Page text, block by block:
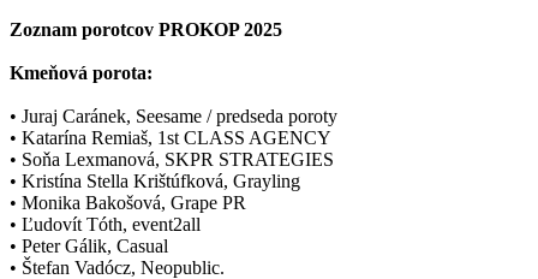
Zoznam porotcov PROKOP 2025
Kmeňová porota:
• Juraj Caránek, Seesame / predseda poroty
• Katarína Remiaš, 1st CLASS AGENCY
• Soňa Lexmanová, SKPR STRATEGIES
• Kristína Stella Krištúfková, Grayling
• Monika Bakošová, Grape PR
• Ľudovít Tóth, event2all
• Peter Gálik, Casual
• Štefan Vadócz, Neopublic.